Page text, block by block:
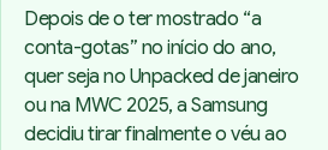
Depois de o ter mostrado “a
conta-gotas” no início do ano,
quer seja no Unpacked de janeiro
ou na MWC 2025, a Samsung
decidiu tirar finalmente o véu ao